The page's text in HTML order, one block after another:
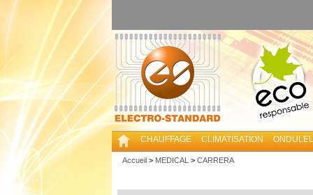
CHAUFFAGE CLIMATISATION
Accueil > MEDICAL > CARRERA